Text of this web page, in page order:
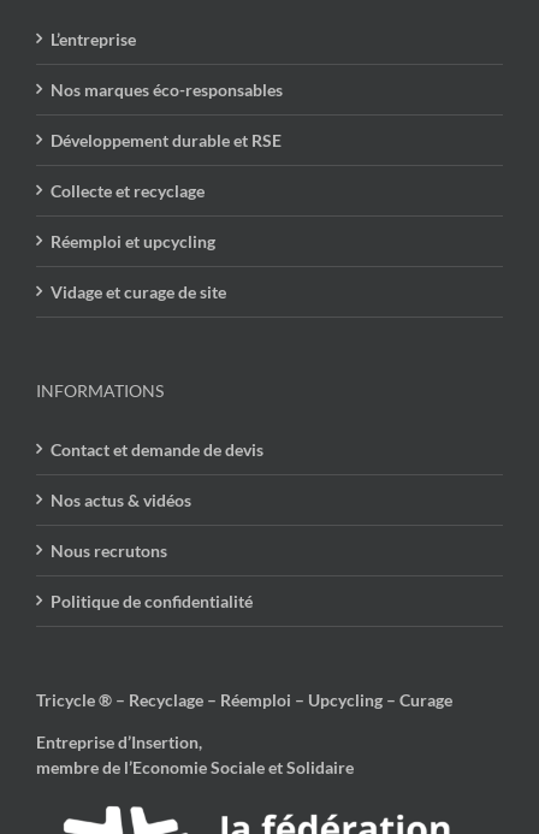
L’entreprise
Nos marques éco-responsables
Développement durable et RSE
Collecte et recyclage
Réemploi et upcycling
Vidage et curage de site
INFORMATIONS
Contact et demande de devis
Nos actus & vidéos
Nous recrutons
Politique de confidentialité
Tricycle ® – Recyclage – Réemploi – Upcycling – Curage
Entreprise d’Insertion,
membre de l’Economie Sociale et Solidaire